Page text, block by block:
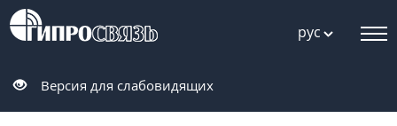
рус
Версия для слабовидящих